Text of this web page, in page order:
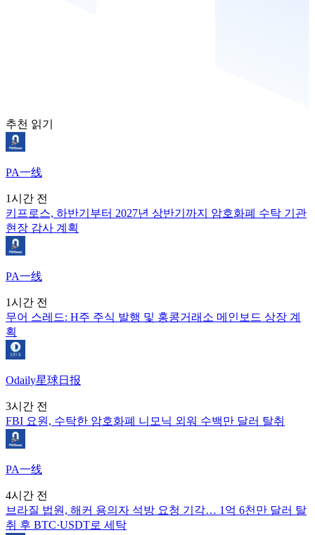
추천 읽기
PA一线
1시간 전
키프로스, 하반기부터 2027년 상반기까지 암호화폐 수탁 기관
현장 감사 계획
PA一线
1시간 전
무어 스레드: H주 주식 발행 및 홍콩거래소 메인보드 상장 계
획
Odaily星球日报
3시간 전
FBI 요원, 수탁한 암호화폐 니모닉 외워 수백만 달러 탈취
PA一线
4시간 전
브라질 법원, 해커 용의자 석방 요청 기각… 1억 6천만 달러 탈
취 후 BTC·USDT로 세탁